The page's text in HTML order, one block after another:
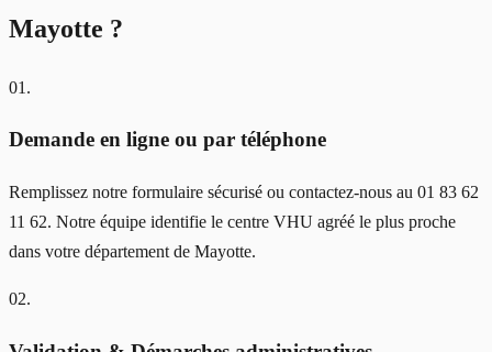
Mayotte ?
01 .
Demande en ligne ou par téléphone
Remplissez notre formulaire sécurisé ou contactez-nous au 01 83 62
11 62. Notre équipe identifie le centre VHU agréé le plus proche
dans votre département de Mayotte.
02.